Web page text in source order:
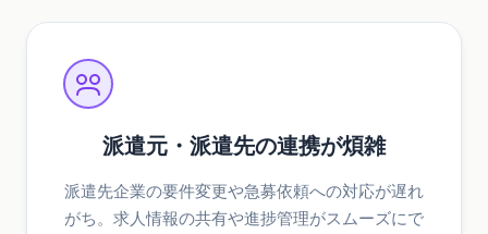
派遣元・派遣先の連携が煩雑
派遣先企業の要件変更や急募依頼への対応が遅れ
がち。求人情報の共有や進捗管理がスムーズにで